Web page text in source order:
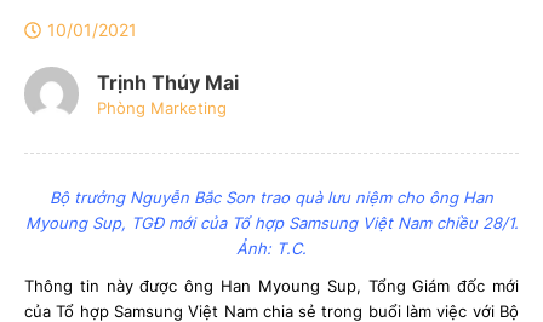
10/01/2021
Trịnh Thúy Mai
Phòng Marketing
Bộ trưởng Nguyễn Bắc Son trao quà lưu niệm cho ông Han
Myoung Sup, TGĐ mới của Tổ hợp Samsung Việt Nam chiều 28/1.
Ảnh: T.C.
Thông tin này được ông Han Myoung Sup, Tổng Giám đốc mới
của Tổ hợp Samsung Việt Nam chia sẻ trong buổi làm việc với Bộ